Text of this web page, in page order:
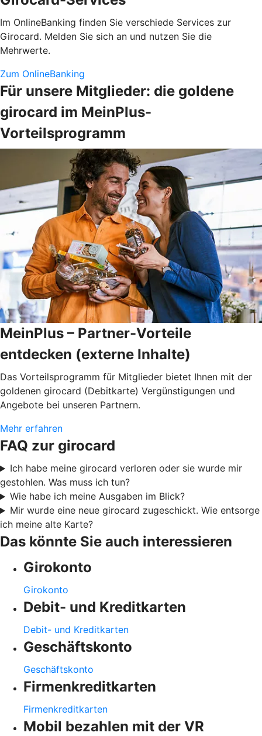
Im OnlineBanking finden Sie verschiede Services zur
Girocard. Melden Sie sich an und nutzen Sie die
Mehrwerte.
Zum OnlineBanking
Für unsere Mitglieder: die goldene
girocard im MeinPlus-
Vorteilsprogramm
MeinPlus – Partner-Vorteile
entdecken (externe Inhalte)
Das Vorteilsprogramm für Mitglieder bietet Ihnen mit der
goldenen girocard (Debitkarte) Vergünstigungen und
Angebote bei unseren Partnern.
Mehr erfahren
FAQ zur girocard
Ich habe meine girocard verloren oder sie wurde mir
gestohlen. Was muss ich tun?
Wie habe ich meine Ausgaben im Blick?
Mir wurde eine neue girocard zugeschickt. Wie entsorge
ich meine alte Karte?
Das könnte Sie auch interessieren
Girokonto
Girokonto
Debit- und Kreditkarten
Debit- und Kreditkarten
Geschäftskonto
Geschäftskonto
Firmenkreditkarten
Firmenkreditkarten
Mobil bezahlen mit der VR